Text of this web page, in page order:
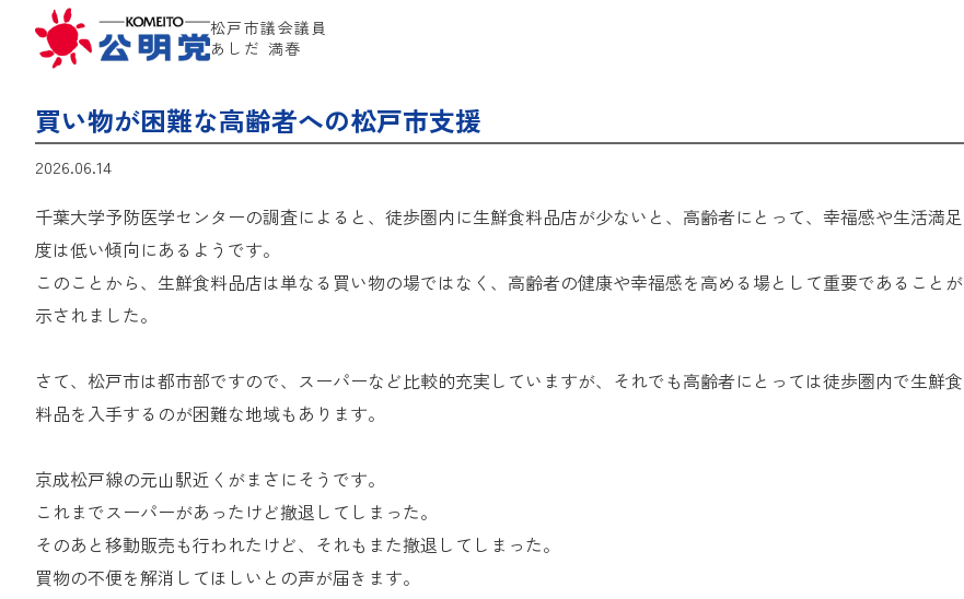
松戸市議会議員
あしだ 満春
買い物が困難な高齢者への松戸市支援
2026.06.14
千葉大学予防医学センターの調査によると、徒歩圏内に生鮮食料品店が少ないと、高齢者にとって、幸福感や生活満足
度は低い傾向にあるようです。
このことから、生鮮食料品店は単なる買い物の場ではなく、高齢者の健康や幸福感を高める場として重要であることが
示されました。
さて、松戸市は都市部ですので、スーパーなど比較的充実していますが、それでも高齢者にとっては徒歩圏内で生鮮食
料品を入手するのが困難な地域もあります。
京成松戸線の元山駅近くがまさにそうです。
これまでスーパーがあったけど撤退してしまった。
そのあと移動販売も行われたけど、それもまた撤退してしまった。
買物の不便を解消してほしいとの声が届きます。